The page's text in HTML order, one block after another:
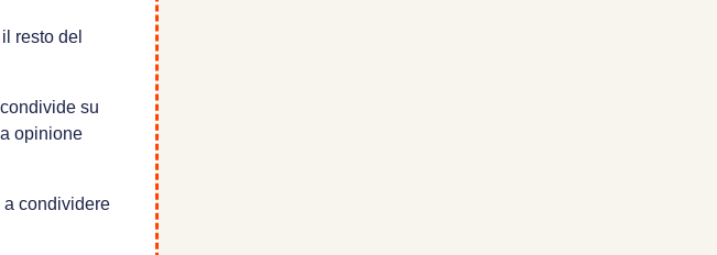
resto del
su
opinione
a condividere